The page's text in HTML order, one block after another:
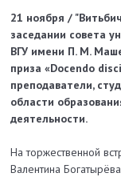
21 ноября /
заседании совета
ВГУ имени П. М.
приза «Docendo
преподаватели,
области
деятельности.
На торжественной
Валентина